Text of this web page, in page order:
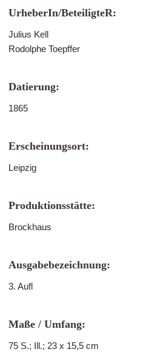
UrheberIn/BeteiligteR:
Julius Kell
Rodolphe Toepffer
Datierung:
1865
Erscheinungsort:
Leipzig
Produktionsstätte:
Brockhaus
Ausgabebezeichnung:
3. Aufl
Maße / Umfang:
75 S.; Ill.; 23 x 15,5 cm